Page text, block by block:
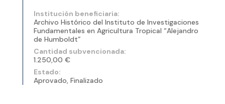
Institución beneficiaria:
Archivo Histórico del Instituto de Investigaciones
Fundamentales en Agricultura Tropical “Alejandro
de Humboldt”
Cantidad subvencionada:
1.250,00 €
Estado:
Aprovado, Finalizado